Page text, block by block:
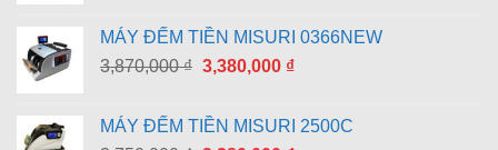
là:
8,790,000 ₫.là:
7,690,000 ₫.
MÁY ĐẾM TIỀN MISURI 0366NEW
3,870,000₫ Giá
là:
3,870,000 ₫.
3,380,000 ₫Giá
là:
MÁY ĐẾM TIỀN MISURI 2500C